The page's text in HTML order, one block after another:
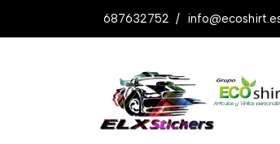
687632752 /
Productos Pegatinas